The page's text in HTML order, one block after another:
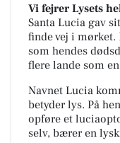
Vi fejrer Lysets
Santa Lucia gav
finde vej i mørket.
som hendes
flere lande som
Navnet Lucia
betyder lys. På
opføre et
selv, bærer en